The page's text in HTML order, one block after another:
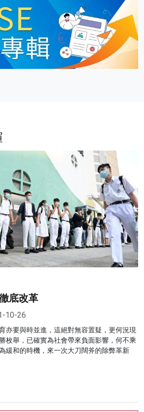
底改革
10-26
亦要與時並進，這絕對無容置疑，更何況現
枚舉，已確實為社會帶來負面影響，何不乘
緩和的時機，來一次大刀闊斧的除弊革新